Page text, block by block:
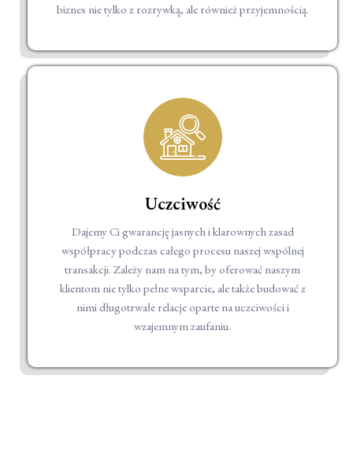
biznes nie tylko z rozrywką, ale również przyjemnością.
Uczciwość
Dajemy Ci gwarancję jasnych i klarownych zasad
współpracy podczas całego procesu naszej wspólnej
transakcji. Zależy nam na tym, by oferować naszym
klientom nie tylko pełne wsparcie, ale także budować z
nimi długotrwałe relacje oparte na uczciwości i
wzajemnym zaufaniu.